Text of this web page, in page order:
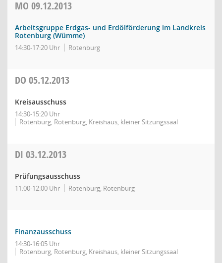
MO 09.12.2013
Arbeitsgruppe Erdgas- und Erdölförderung im Landkreis
Rotenburg (Wümme)
14:30-17:20 Uhr Rotenburg
DO 05.12.2013
Kreisausschuss
14:30-15:20 Uhr
Rotenburg, Rotenburg, Kreishaus, kleiner Sitzungssaal
DI 03.12.2013
Prüfungsausschuss
11:00-12:00 Uhr Rotenburg, Rotenburg
Finanzausschuss
14:30-16:05 Uhr
Rotenburg, Rotenburg, Kreishaus, kleiner Sitzungssaal